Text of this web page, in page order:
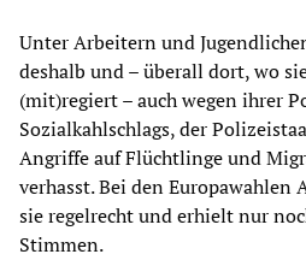
Unter Arbeitern und
deshalb und – überall dort, wo
(mit)regiert – auch wegen ihrer
Sozialkahlschlags, der
Angriffe auf Flüchtlinge und
verhasst. Bei den Europawahlen
sie regelrecht und erhielt nur
Stimmen.